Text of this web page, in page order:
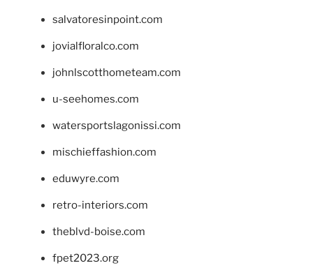
salvatoresinpoint.com
jovialfloralco.com
johnlscotthometeam.com
u-seehomes.com
watersportslagonissi.com
mischieffashion.com
eduwyre.com
retro-interiors.com
theblvd-boise.com
fpet2023.org